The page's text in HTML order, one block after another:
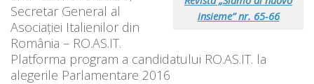
insieme” nr. 65-66
Secretar General al
Asociației Italienilor din
România – RO.AS.IT.
Platforma program a candidatului RO.AS.IT. la
alegerile Parlamentare 2016